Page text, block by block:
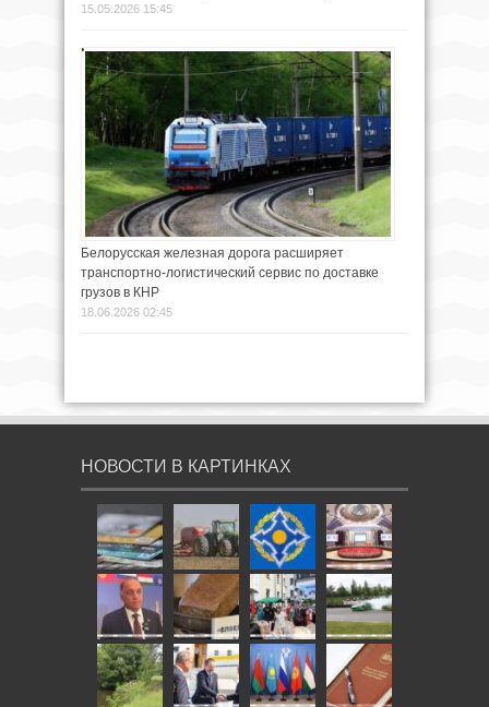
15.05.2026 15:45
Белорусская железная дорога расширяет
транспортно-логистический сервис по доставке
грузов в КНР
18.06.2026 02:45
НОВОСТИ В КАРТИНКАХ